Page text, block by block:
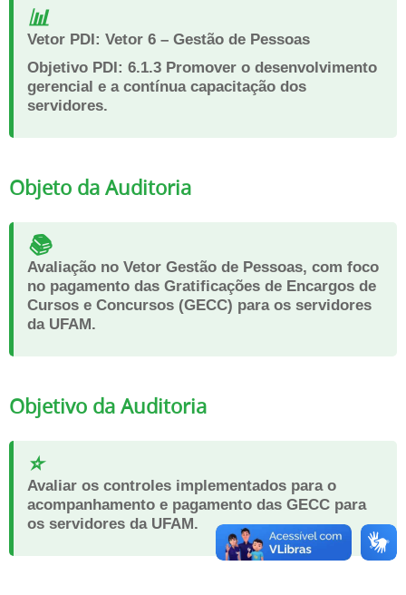
📊
Vetor PDI: Vetor 6 – Gestão de Pessoas
Objetivo PDI: 6.1.3 Promover o desenvolvimento
gerencial e a contínua capacitação dos
servidores.
Objeto da Auditoria
📚
Avaliação no Vetor Gestão de Pessoas, com foco
no pagamento das Gratificações de Encargos de
Cursos e Concursos (GECC) para os servidores
da UFAM.
Objetivo da Auditoria
⭐
Avaliar os controles implementados para o
acompanhamento e pagamento das GECC para
os servidores da UFAM.